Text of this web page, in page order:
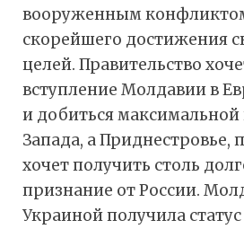
вооруженным
скорейшего достижения
целей. Правительство
вступление Молдавии в
и добиться
Запада, а
хочет получить столь
признание от России.
Украиной получила